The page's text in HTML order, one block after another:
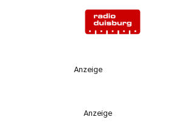
Anzeige
Anzeige